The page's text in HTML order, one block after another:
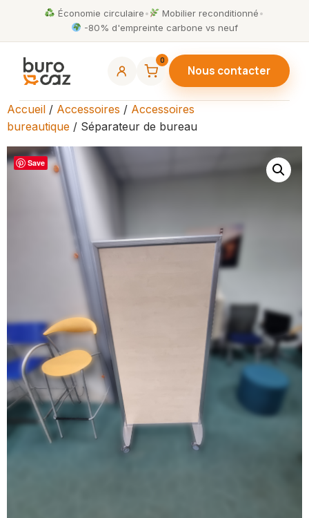
Économie circulaire• Mobilier reconditionné•
-80% d'empreinte carbone vs neuf
0
Nous contacter
Accueil / Accessoires / Accessoires
bureautique / Séparateur de bureau
Save